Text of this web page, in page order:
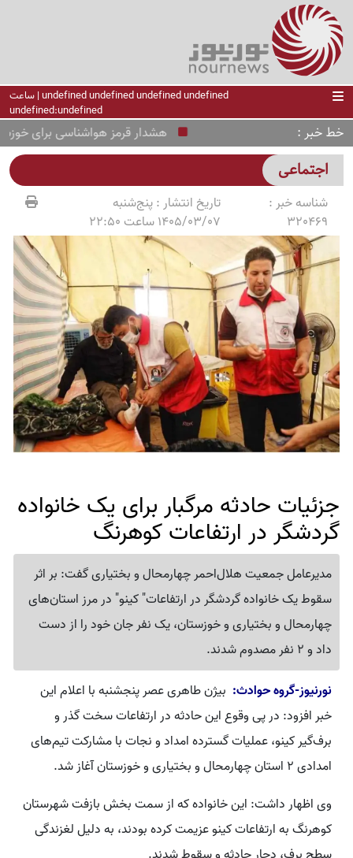
undefined undefined undefined undefined | ساعت
undefined:undefined
خط خبر هشدار قرمز هواشناسی برای
اجتماعی
شناسه خبر :
320469
تاریخ انتشار :پنج‌شنبه
1405/03/07 ساعت 22:50
جزئیات حادثه مرگبار برای یک خانواده
گردشگر در ارتفاعات کوهرنگ
مدیرعامل جمعیت هلال‌احمر چهارمحال و بختیاری گفت: بر اثر
سقوط یک خانواده گردشگر در ارتفاعات" کینو" در مرز استان‌های
چهارمحال و بختیاری و خوزستان، یک نفر جان خود را از دست
داد و 2 نفر مصدوم شدند.
نورنیوز-گروه حوادث: بیژن طاهری عصر پنجشنبه با اعلام این
خبر افزود: در پی وقوع این حادثه در ارتفاعات سخت گذر و
برف‌گیر کینو، عملیات گسترده امداد و نجات با مشارکت تیم‌های
امدادی ۲ استان چهارمحال و بختیاری و خوزستان آغاز شد.
وی اظهار داشت: این خانواده که از سمت بخش بازفت شهرستان
کوهرنگ به ارتفاعات کینو عزیمت کرده بودند، به دلیل لغزندگی